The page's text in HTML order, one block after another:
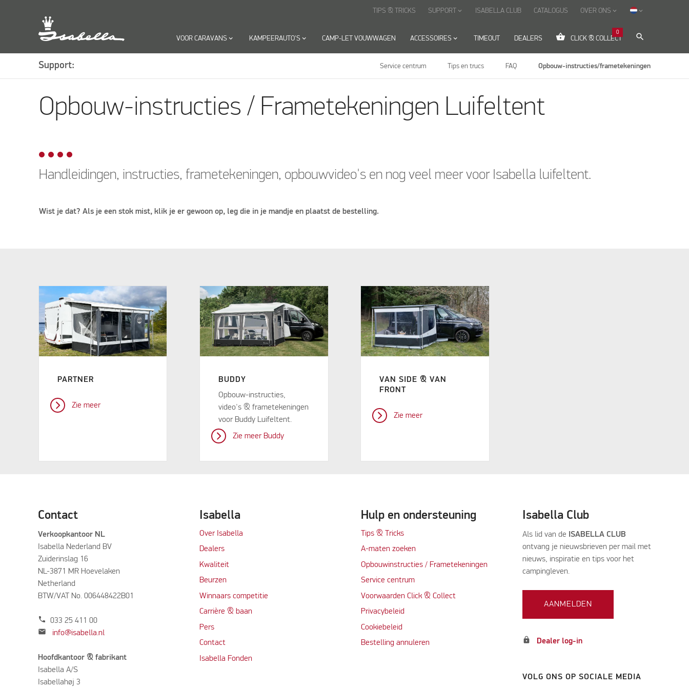
VOOR CARAVANS keyboard_arrow_down KAMPEERAUTO'Skeyboard_arrow_down CAMP-LET VOUWWAGEN ACCESSOIRES keyboard_arrow_down TIMEOUT DEALERS shopping_basket CLICK & COLLECT
0
search
TIPS & TRICKS SUPPORT keyboard_arrow_down ISABELLA CLUB CATALOGUS OVER ONS keyboard_arrow_down keyboard_arrow_down
Terug Hier ben je:
Support: Service centrum Tips en trucs FAQ Opbouw-instructies/frametekeningen
Opbouw-instructies / Frametekeningen Luifeltent
Handleidingen, instructies, frametekeningen, opbouwvideo's en nog veel meer voor Isabella luifeltent.
Wist je dat? Als je een stok mist, klik je er gewoon op, leg die in je mandje en plaatst de bestelling.
PARTNER
Zie meer
BUDDY
Opbouw-instructies,
video's & frametekeningen
voor Buddy Luifeltent.
Zie meer Buddy
VAN SIDE & VAN
FRONT
Zie meer
Contact
Verkoopkantoor NL
Isabella Nederland BV
Zuiderinslag 16
NL-3871 MR Hoevelaken
Netherland
BTW/VAT No. 006448422B01
phone 033 25 411 00
mail info@isabella.nl
Hoofdkantoor & fabrikant
Isabella A/S
Isabellahøj 3
Isabella
Over Isabella
Dealers
Kwaliteit
Beurzen
Winnaars competitie
Carrière & baan
Pers
Contact
Isabella Fonden
Hulp en ondersteuning
Tips & Tricks
A-maten zoeken
Opbouwinstructies / Frametekeningen
Service centrum
Voorwaarden Click & Collect
Privacybeleid
Cookiebeleid
Bestelling annuleren
Isabella Club
Als lid van de ISABELLA CLUB
ontvang je nieuwsbrieven per mail met
nieuws, inspiratie en tips voor het
campingleven.
AANMELDEN
lock Dealer log-in
VOLG ONS OP SOCIALE MEDIA